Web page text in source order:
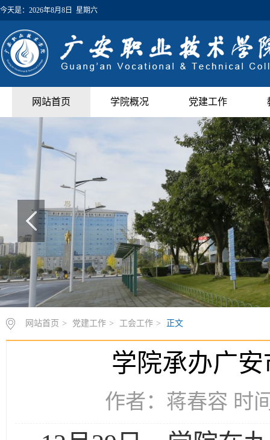
今天是： 2026年8月8日 星期六
网站首页 学院概况 党建工作
学院承办广
作者：蒋春容 时